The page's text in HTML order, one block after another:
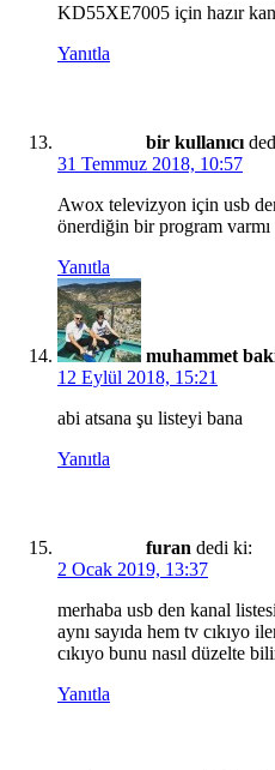
KD55XE7005 için hazır
Yanıtla
bir kullanıcı
31 Temmuz 2018, 10:57
Awox televizyon için usb
önerdiğin bir program varmı
Yanıtla
muhammet
12 Eylül 2018, 15:21
abi atsana şu listeyi bana
Yanıtla
furan dedi ki:
2 Ocak 2019, 13:37
merhaba usb den kanal
aynı sayıda hem tv cıkıyo
cıkıyo bunu nasıl düzelte
Yanıtla